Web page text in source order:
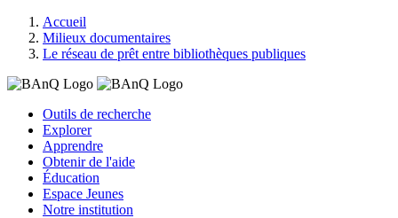
Accueil
Milieux documentaires
Le réseau de prêt entre bibliothèques publiques
Outils de recherche
Explorer
Apprendre
Obtenir de l'aide
Éducation
Espace Jeunes
Notre institution